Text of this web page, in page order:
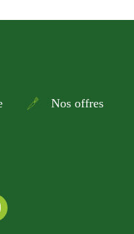
Nos offres